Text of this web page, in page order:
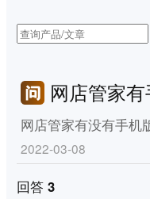
网店管家
网店管家有没有手机
2022-03-08
回答 3